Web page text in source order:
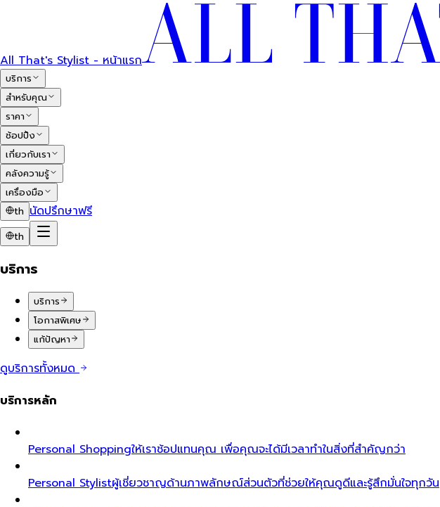
All That's Stylist - หน้าแรก
บริการ
สำหรับคุณ
ราคา
ช้อปปิ้ง
เกี่ยวกับเรา
คลังความรู้
เครื่องมือ
th นัดปรึกษาฟรี
th
บริการ
บริการ
โอกาสพิเศษ
แก้ปัญหา
ดูบริการทั้งหมด
บริการหลัก
Personal Shoppingให้เราช้อปแทนคุณ เพื่อคุณจะได้มีเวลาทำในสิ่งที่สำคัญกว่า
Personal Stylistผู้เชี่ยวชาญด้านภาพลักษณ์ส่วนตัวที่ช่วยให้คุณดูดีและรู้สึกมั่นใจทุกวัน